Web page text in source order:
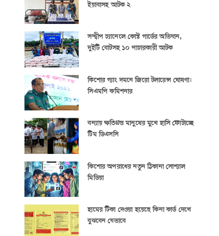
ইয়াবাসহ আটক ২
সন্দ্বীপ চ্যানেলে কোস্ট গার্ডের অভিযান,
দুইটি বোটসহ ১০ পাচারকারী আটক
কিশোর গ্যাং দমনে জিরো টলারেন্স ঘোষণা:
সিএমপি কমিশনার
বন্যায় ক্ষতিগ্রস্ত মানুষের মুখে হাসি ফোটাচ্ছে
টিম ডিএসসি
কিশোর অপরাধের নতুন ঠিকানা সোশ্যাল
মিডিয়া
হামের টিকা দেওয়া হয়েছে কিনা কার্ড দেখে
বুঝবেন যেভাবে